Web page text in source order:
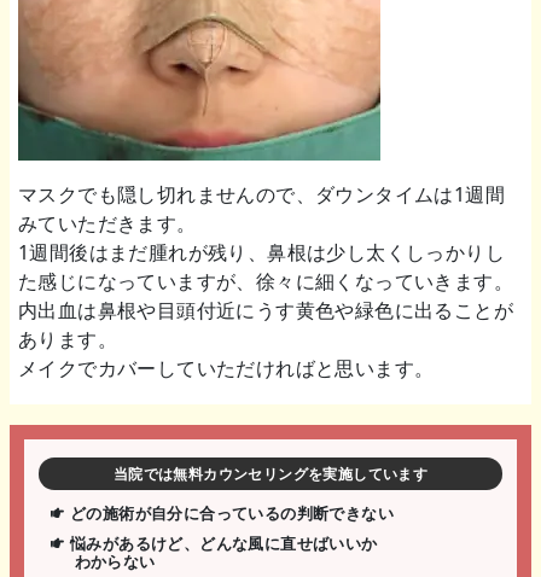
マスクでも隠し切れませんので、ダウンタイムは1週間
みていただきます。
1週間後はまだ腫れが残り、鼻根は少し太くしっかりし
た感じになっていますが、徐々に細くなっていきます。
内出血は鼻根や目頭付近にうす黄色や緑色に出ることが
あります。
メイクでカバーしていただければと思います。
当院では無料カウンセリングを実施しています
どの施術が自分に合っているの判断できない
悩みがあるけど、どんな風に直せばいいか
わからない